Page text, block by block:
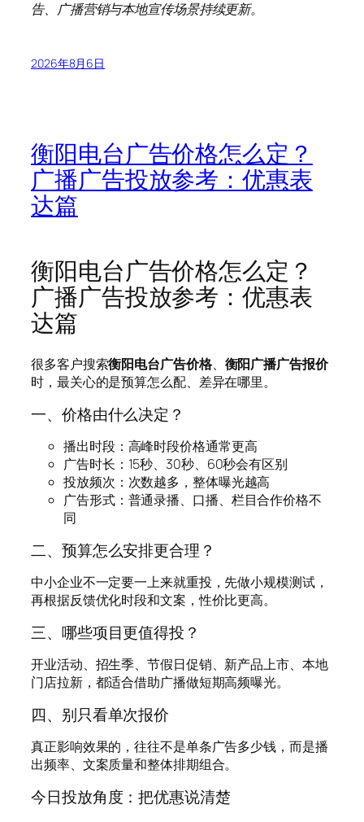
告、广播营销与本地宣传场景持续更新。
2026年8月6日
衡阳电台广告价格怎么定？
广播广告投放参考：优惠表
达篇
衡阳电台广告价格怎么定？
广播广告投放参考：优惠表
达篇
很多客户搜索衡阳电台广告价格、 衡阳广播广告报价
时，最关心的是预算怎么配、差异在哪里。
一、价格由什么决定？
播出时段：高峰时段价格通常更高
广告时长：15秒、30秒、60秒会有区别
投放频次：次数越多，整体曝光越高
广告形式：普通录播、口播、栏目合作价格不
同
二、预算怎么安排更合理？
中小企业不一定要一上来就重投，先做小规模测试，
再根据反馈优化时段和文案，性价比更高。
三、哪些项目更值得投？
开业活动、招生季、节假日促销、新产品上市、本地
门店拉新，都适合借助广播做短期高频曝光。
四、别只看单次报价
真正影响效果的，往往不是单条广告多少钱，而是播
出频率、文案质量和整体排期组合。
今日投放角度：把优惠说清楚